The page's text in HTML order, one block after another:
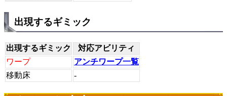
出現するギミック
出現するギミック
対応アビリティ
ワープ
アンチワープ一覧
移動床
-